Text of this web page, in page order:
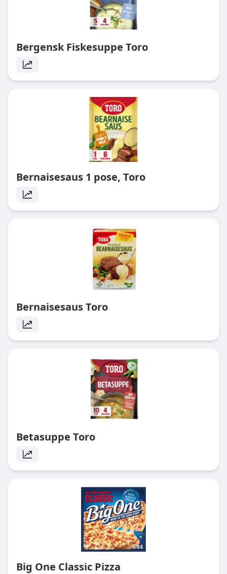
Bergensk Fiskesuppe Toro
Bernaisesaus 1 pose, Toro
Bernaisesaus Toro
Betasuppe Toro
Big One Classic Pizza